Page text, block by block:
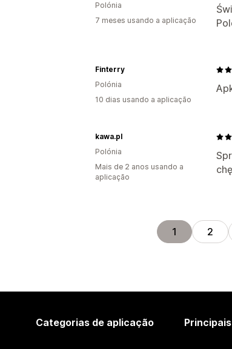
Polónia
7 meses usando a aplicação
Finterry
Polónia
10 dias usando a aplicação
kawa.pl
Polónia
Mais de 2 anos usando a
aplicação
1 2
Categorias de aplicação